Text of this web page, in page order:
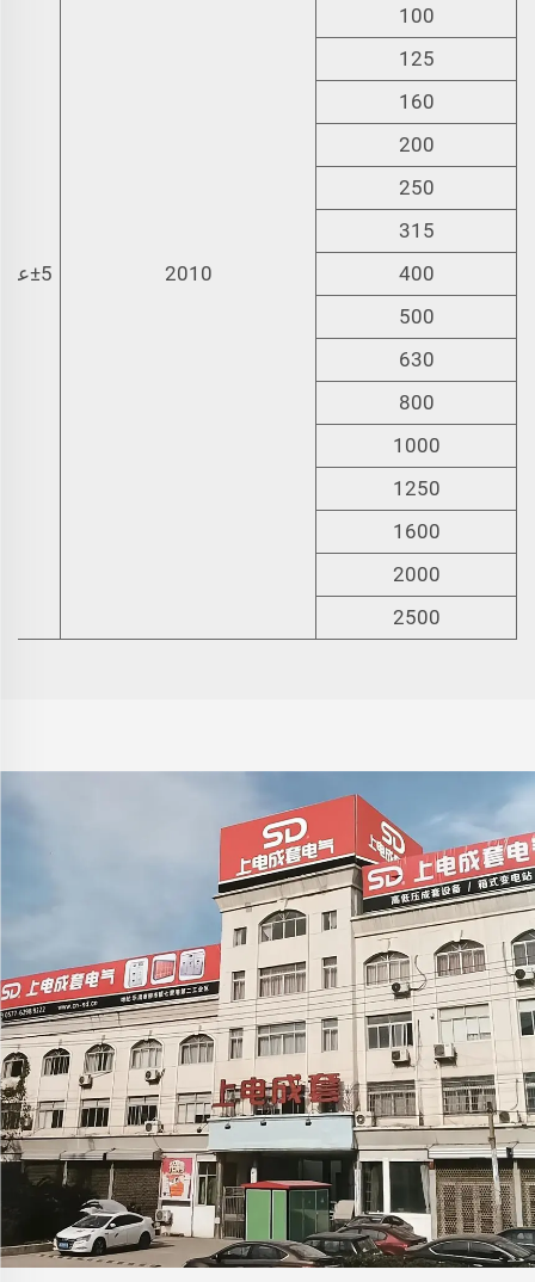
2010 ±5عمل 2 إلى داخل25
100
125
160
200
250
315
400
500
630
800
1000
1250
1600
2000
2500